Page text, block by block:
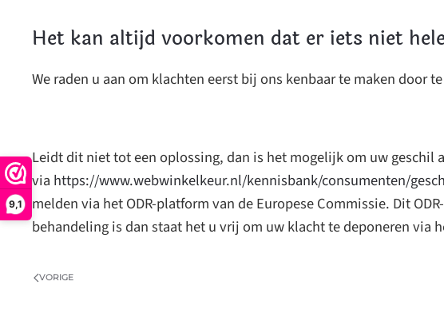
9,1
Het kan altijd voorkomen dat er iets niet
We raden u aan om klachten eerst bij ons kenbaar te maken door
Leidt dit niet tot een oplossing, dan is het mogelijk om uw geschil
via https://www.webwinkelkeur.nl/kennisbank/consumenten/
melden via het ODR-platform van de Europese Commissie. Dit
behandeling is dan staat het u vrij om uw klacht te deponeren via
VORIGE